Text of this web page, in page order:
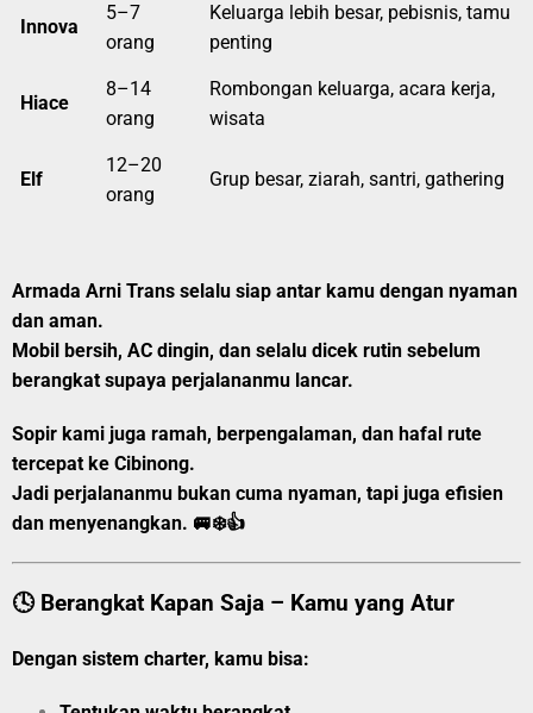
Innova
5–7
orang
Keluarga lebih besar, pebisnis, tamu
penting
Hiace
8–14
orang
Rombongan keluarga, acara kerja,
wisata
Elf
12–20
orang
Grup besar, ziarah, santri, gathering
Armada Arni Trans selalu siap antar kamu dengan nyaman
dan aman.
Mobil bersih, AC dingin, dan selalu dicek rutin sebelum
berangkat supaya perjalananmu lancar.
Sopir kami juga ramah, berpengalaman, dan hafal rute
tercepat ke Cibinong.
Jadi perjalananmu bukan cuma nyaman, tapi juga efisien
dan menyenangkan. 🚐❄️👍
🕓 Berangkat Kapan Saja – Kamu yang Atur
Dengan sistem charter, kamu bisa: